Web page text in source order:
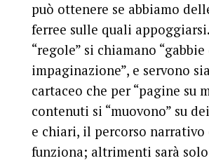
può ottenere se abbiamo
ferree sulle quali
“regole” si chiamano “gabbie
impaginazione”, e servono
cartaceo che per “pagine su
contenuti si “muovono” su
e chiari, il percorso narrativo
funziona; altrimenti sarà solo